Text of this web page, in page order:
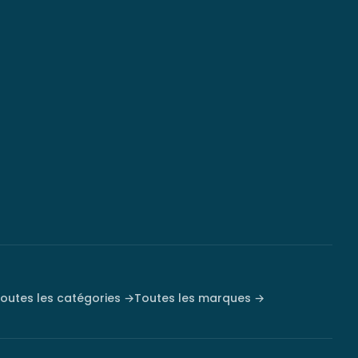
les catégories →Toutes les marques →